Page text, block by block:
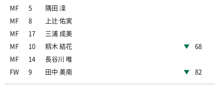
MF
5
隅田 凜
MF
8
上辻 佑実
MF
17
三浦 成美
MF
10 籾木 結花
68
MF
14
長谷川 唯
FW
9 田中 美南 82